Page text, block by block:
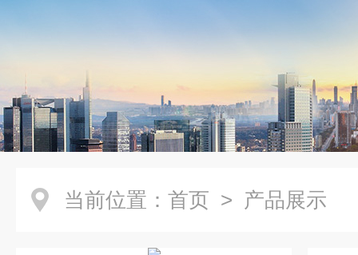
当前位置： 首页 > 产品展示